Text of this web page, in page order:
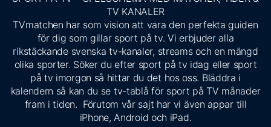
TV KANALER
TVmatchen har som vision att vara den perfekta guiden
för dig som gillar sport på tv. Vi erbjuder alla
rikstäckande svenska tv-kanaler, streams och en mängd
olika sporter. Söker du efter sport på tv idag eller sport
på tv imorgon så hittar du det hos oss. Bläddra i
kalendern så kan du se tv-tablå för sport på TV månader
fram i tiden. Förutom vår sajt har vi även appar till
iPhone, Android och iPad.